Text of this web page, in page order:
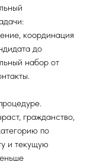
координация
до
набор от
гражданство,
по
и текущую